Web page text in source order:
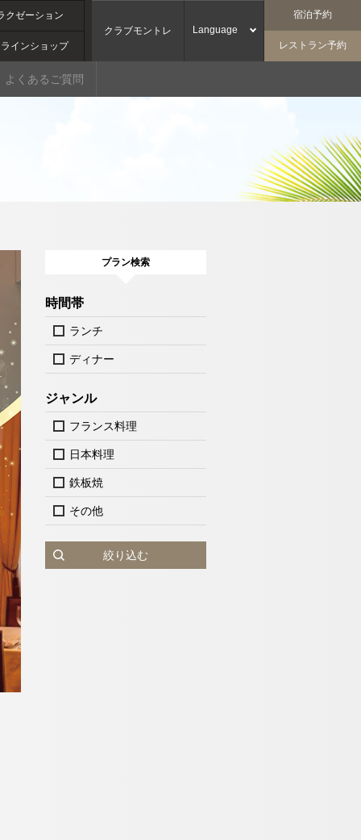
クゼーション
インショップ
クラブモントレ Language
宿泊予約
レストラン予約
よくあるご質問
プラン検索
時間帯
ランチ
ディナー
ジャンル
フランス料理
日本料理
鉄板焼
その他
絞り込む
戸」
索